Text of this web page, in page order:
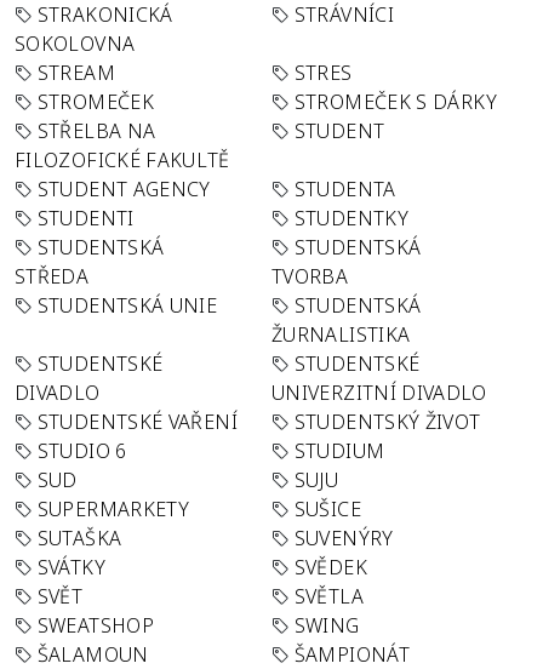
STRAKONICKÁ
SOKOLOVNA
STRÁVNÍCI
STREAM
STRES
STROMEČEK
STROMEČEK S DÁRKY
STŘELBA NA
FILOZOFICKÉ FAKULTĚ
STUDENT
STUDENT AGENCY
STUDENTA
STUDENTI
STUDENTKY
STUDENTSKÁ
STŘEDA
STUDENTSKÁ
TVORBA
STUDENTSKÁ UNIE
STUDENTSKÁ
ŽURNALISTIKA
STUDENTSKÉ
DIVADLO
STUDENTSKÉ
UNIVERZITNÍ DIVADLO
STUDENTSKÉ VAŘENÍ
STUDENTSKÝ ŽIVOT
STUDIO 6
STUDIUM
SUD
SUJU
SUPERMARKETY
SUŠICE
SUTAŠKA
SUVENÝRY
SVÁTKY
SVĚDEK
SVĚT
SVĚTLA
SWEATSHOP
SWING
ŠALAMOUN
ŠAMPIONÁT